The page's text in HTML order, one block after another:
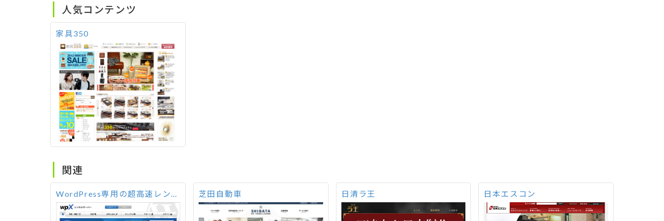
人気コンテンツ
家具350
関連
芝田自動車 日清ラ王 日本エスコン